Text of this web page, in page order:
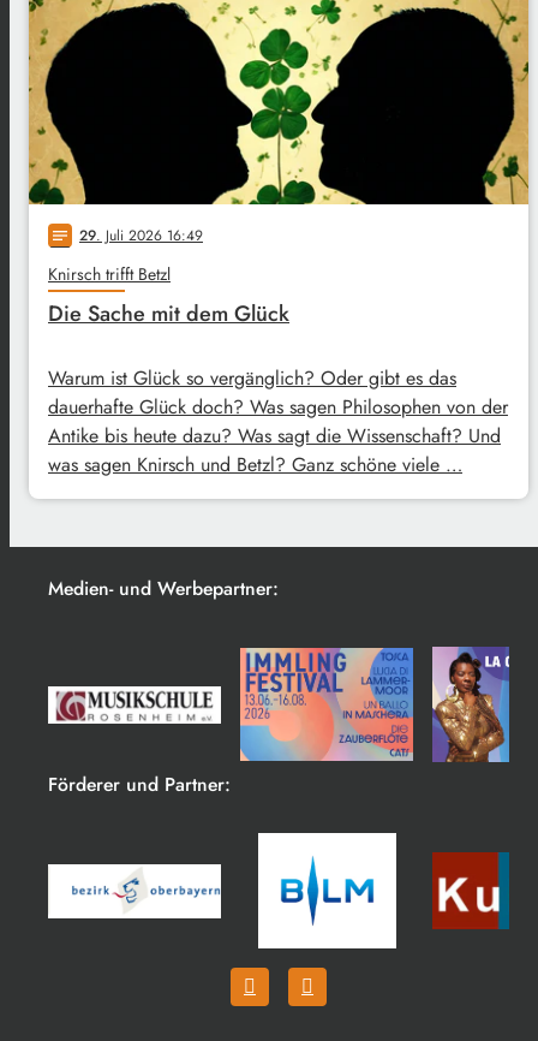
notes 29. Juli 2026 16:49
Knirsch trifft Betzl
Die Sache mit dem Glück
Warum ist Glück so vergänglich? Oder gibt es das
dauerhafte Glück doch? Was sagen Philosophen von der
Antike bis heute dazu? Was sagt die Wissenschaft? Und
was sagen Knirsch und Betzl? Ganz schöne viele …
Medien- und Werbepartner:
Förderer und Partner: